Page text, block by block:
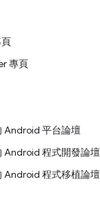
專頁
Android 平台論壇
Android 程式開發論壇
Android 程式移植論壇